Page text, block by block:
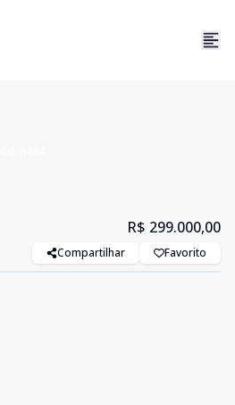
R$ 299.000,00
Compartilhar Favorito